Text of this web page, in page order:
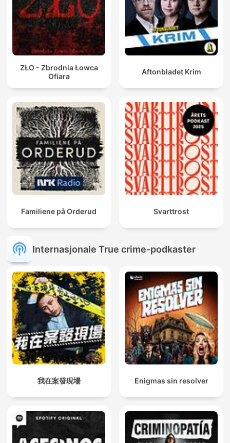
ZŁO - Zbrodnia Łowca
Ofiara
Aftonbladet Krim
Familiene på Orderud Svarttrost
Internasjonale True crime-podkaster
我在案發現場 Enigmas sin resolver